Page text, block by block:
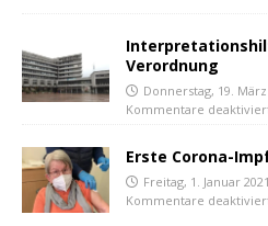
Verordnung
Donnerstag, 19. März
Kommentare
Erste Corona-
Freitag, 1. Januar 2021
Kommentare